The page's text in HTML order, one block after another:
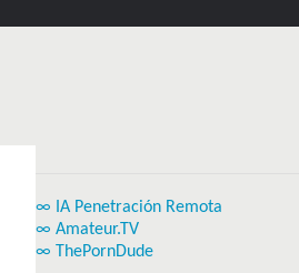
∞ IA Penetración Remota
∞ Amateur.TV
∞ ThePornDude